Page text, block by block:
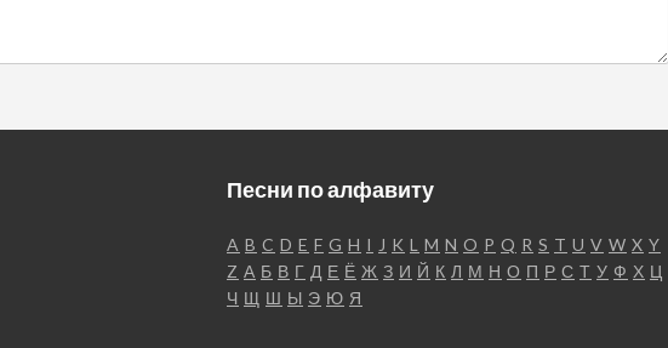
Песни по алфавиту
A B C D E F G H I J K L M N O P Q R S T U V W X Y
Z А Б В Г Д Е Ё Ж З И Й К Л М Н О П Р С Т У Ф Х Ц
Ч Щ Ш Ы Э Ю Я